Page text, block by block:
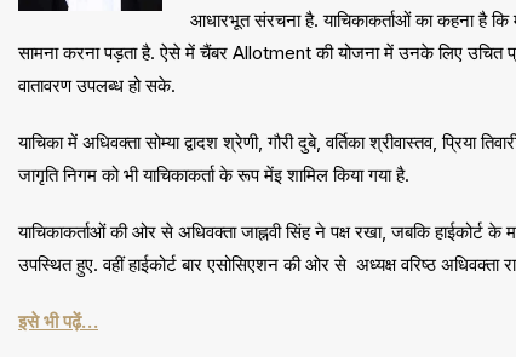
आधारभूत संरचना है. याचिकाकर्ताओं का कहना है
सामना करना पड़ता है. ऐसे में चैंबर Allotment की योजना में उनके लिए उचित
वातावरण उपलब्ध हो सके.
याचिका में अधिवक्ता सोम्या द्वादश श्रेणी, गौरी दुबे, वर्तिका श्रीवास्तव, प्रिया
जागृति निगम को भी याचिकाकर्ता के रूप मेंइ शामिल किया गया है.
याचिकाकर्ताओं की ओर से अधिवक्ता जाह्नवी सिंह ने पक्ष रखा, जबकि हाईकोर्ट
उपस्थित हुए. वहीं हाईकोर्ट बार एसोसिएशन की ओर से अध्यक्ष वरिष्ठ
इसे भी पढ़ें…